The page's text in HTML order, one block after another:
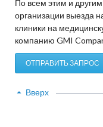
По всем этим и
организации выезда
клиники на
компанию GMI
ОТПРАВИТЬ ЗАПРОС
Вверх